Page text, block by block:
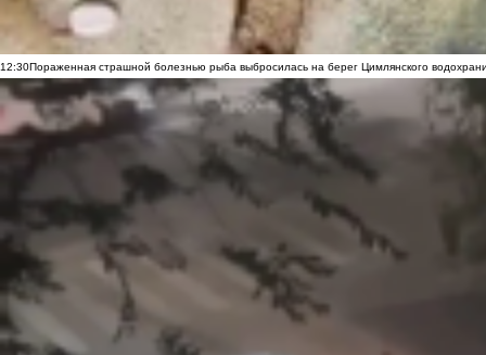
12:30Пораженная страшной болезнью рыба выбросилась на берег Цимлянского